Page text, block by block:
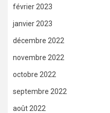
février 2023
janvier 2023
décembre 2022
novembre 2022
octobre 2022
septembre 2022
août 2022